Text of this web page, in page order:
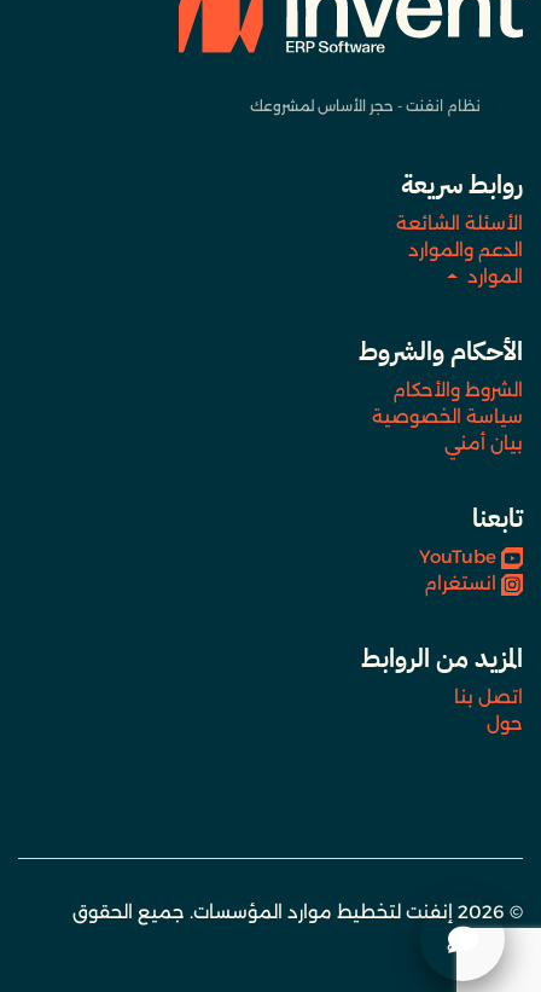
نظام انفنت - حجر الأساس لمشروعك
روابط سريعة
الأسئلة الشائعة
الدعم والموارد
الموارد
الأحكام والشروط
الشروط والأحكام
سياسة الخصوصية
بيان أمني
تابعنا
YouTube
انستغرام
المزيد من الروابط
اتصل بنا
حول
© 2026 إنفنت لتخطيط موارد المؤسسات. جميع الحقوق
محفوظة